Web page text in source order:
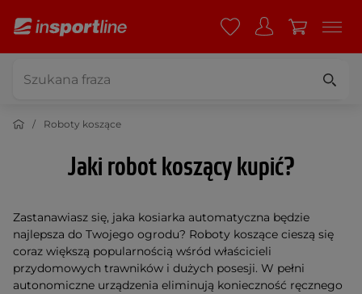
Roboty koszące
Jaki robot koszący kupić?
Zastanawiasz się, jaka kosiarka automatyczna będzie
najlepsza do Twojego ogrodu? Roboty koszące cieszą się
coraz większą popularnością wśród właścicieli
przydomowych trawników i dużych posesji. W pełni
autonomiczne urządzenia eliminują konieczność ręcznego